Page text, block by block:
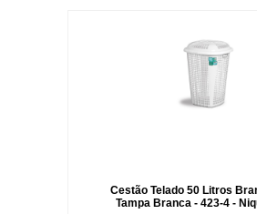
Cestão Telado 50 Litros
Tampa Branca - 423-4 -